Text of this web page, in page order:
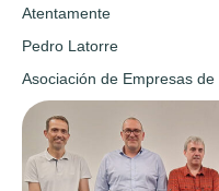
Atentamente
Pedro Latorre
Asociación de Empresas de